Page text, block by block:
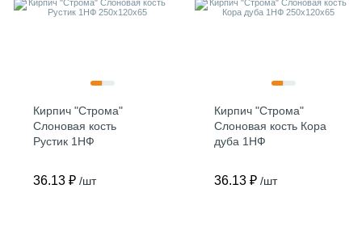
Кирпич "Строма"
Слоновая кость
Рустик 1НФ
36.13 ₽ /шт
Кирпич "Строма"
Слоновая кость Кора
дуба 1НФ
36.13 ₽ /шт